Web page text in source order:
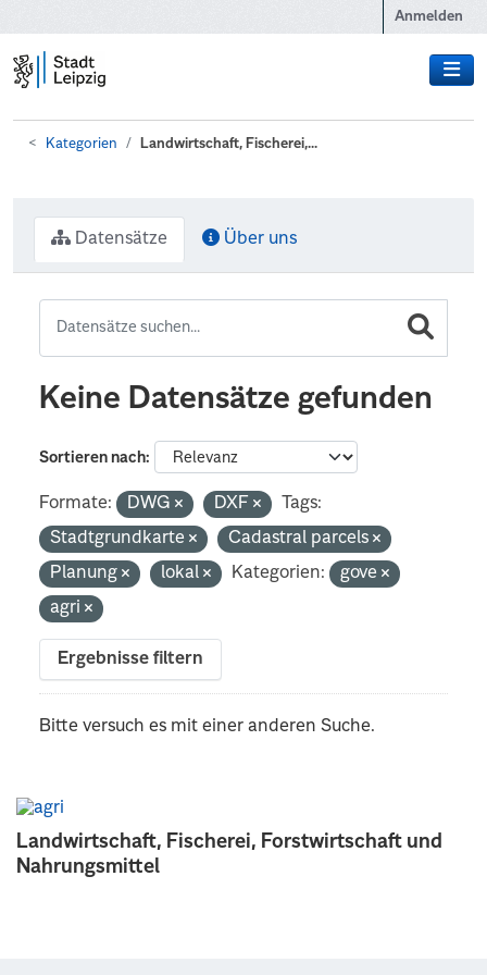
Anmelden
Kategorien Landwirtschaft, Fischerei,...
Landwirtschaft, Fischerei, Forstwirtschaft und
Nahrungsmittel
Datensätze Über uns
Keine Datensätze gefunden
Sortieren nach
Formate: DWG DXF
Tags:
Stadtgrundkarte
Cadastral parcels
Planung
lokal Kategorien:
gove
agri
Ergebnisse filtern
Bitte versuch es mit einer anderen Suche.